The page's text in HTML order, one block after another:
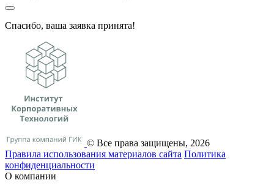
Спасибо, ваша заявка принята!
© Все права защищены, 2026
Правила использования материалов сайта Политика
конфиденциальности
О компании